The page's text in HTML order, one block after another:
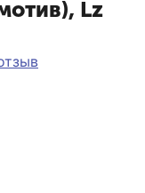
Lz